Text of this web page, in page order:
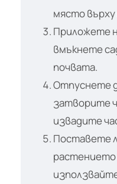
място
Приложете
вмъкнете
почвата.
Отпуснете
затворите
извадите
Поставете